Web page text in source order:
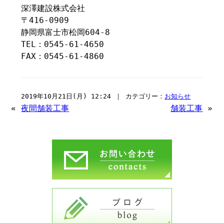
深澤建設株式会社
〒416-0909
静岡県富士市松岡604-8
TEL：0545-61-4650
FAX：0545-61-4860
2019年10月21日(月) 12:24 ｜ カテゴリー： お知らせ
«夜間舗装工事 舗装工事 »